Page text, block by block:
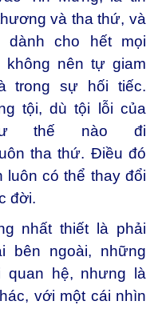
và tha thứ, và
cho hết mọi
nên tự giam
trong sự hối tiếc.
tội, dù tội lỗi của
thế nào đi
tha thứ. Ðiều đó
luôn có thể thay đổi
đời.
nhất thiết là phải
bên ngoài, những
quan hệ, nhưng là
với một cái nhìn